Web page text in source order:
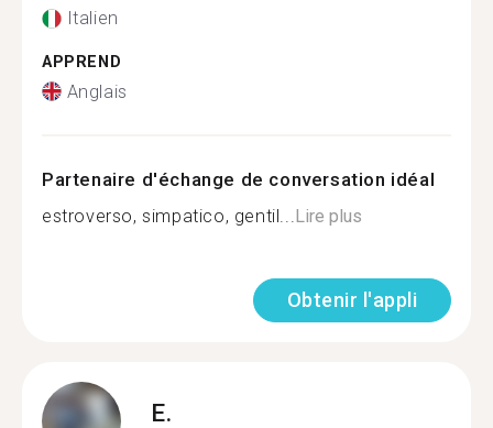
Italien
APPREND
Anglais
Partenaire d'échange de conversation idéal
estroverso, simpatico, gentil... Lire plus
Obtenir l'appli
E.